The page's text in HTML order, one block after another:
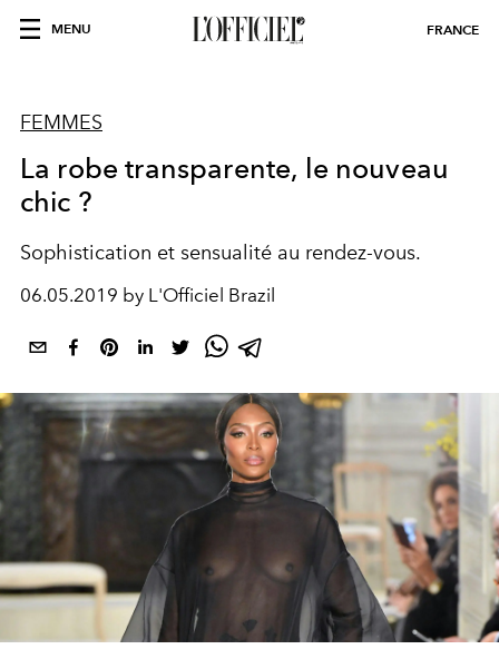
MENU FRANCE
FEMMES
La robe transparente, le nouveau
chic ?
Sophistication et sensualité au rendez-vous.
06.05.2019 by L'Officiel Brazil